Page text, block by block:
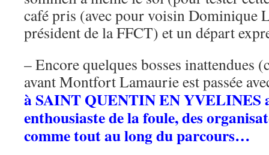
café pris (avec pour voisin
président de la FFCT) et un départ
– Encore quelques bosses inattendues
avant Montfort Lamaurie est passée
à SAINT QUENTIN EN YVELINES
enthousiaste de la foule, des
comme tout au long du parcours…